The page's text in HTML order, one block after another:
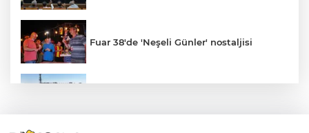
Fuar 38'de 'Neşeli Günler' nostaljisi